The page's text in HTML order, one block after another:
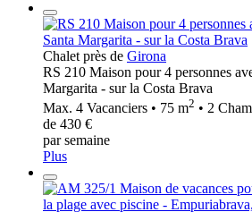
Chalet près de Girona
RS 210 Maison pour 4 personnes
Margarita - sur la Costa Brava
Max. 4 Vacanciers • 75 m2 • 2
de 430 €
par semaine
Plus